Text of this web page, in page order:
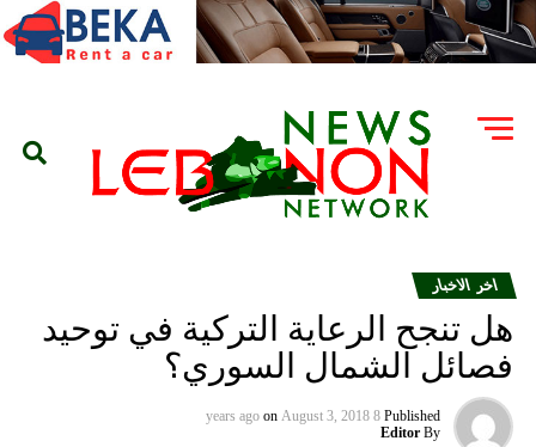
اخر الاخبار
هل تنجح الرعاية التركية في توحيد
فصائل الشمال السوري؟
Published
8 years ago
on August 3, 2018
By
Editor